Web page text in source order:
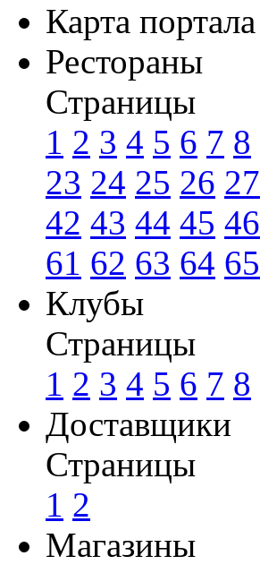
Карта портала
Рестораны
Страницы
1 2 3 4 5 6 7 8
23 24 25 26 27
42 43 44 45 46
61 62 63 64 65
Клубы
Страницы
1 2 3 4 5 6 7 8
Доставщики
Страницы
1 2
Магазины